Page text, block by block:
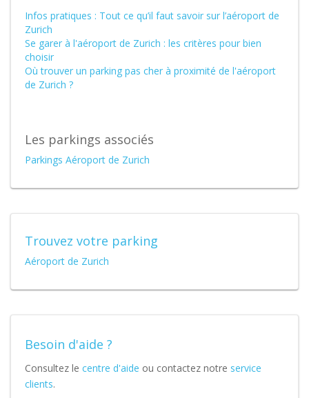
Infos pratiques : Tout ce qu’il faut savoir sur l’aéroport de
Zurich
Se garer à l'aéroport de Zurich : les critères pour bien
choisir
Où trouver un parking pas cher à proximité de l'aéroport
de Zurich ?
Les parkings associés
Parkings Aéroport de Zurich
Trouvez votre parking
Aéroport de Zurich
Besoin d'aide ?
Consultez le centre d'aide ou contactez notre service
clients.